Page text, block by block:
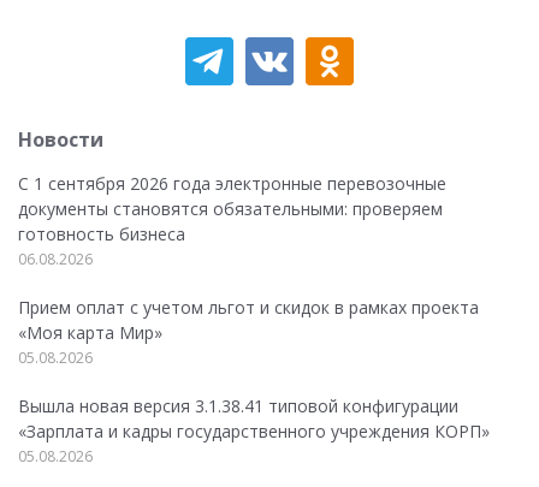
Новости
С 1 сентября 2026 года электронные перевозочные
документы становятся обязательными: проверяем
готовность бизнеса
06.08.2026
Прием оплат с учетом льгот и скидок в рамках проекта
«Моя карта Мир»
05.08.2026
Вышла новая версия 3.1.38.41 типовой конфигурации
«Зарплата и кадры государственного учреждения КОРП»
05.08.2026